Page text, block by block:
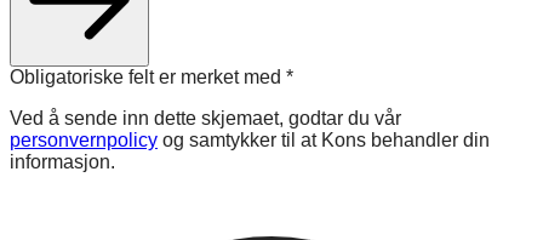
Obligatoriske felt er merket med *
Ved å sende inn dette skjemaet, godtar du vår
personvernpolicy og samtykker til at Kons behandler din
informasjon.